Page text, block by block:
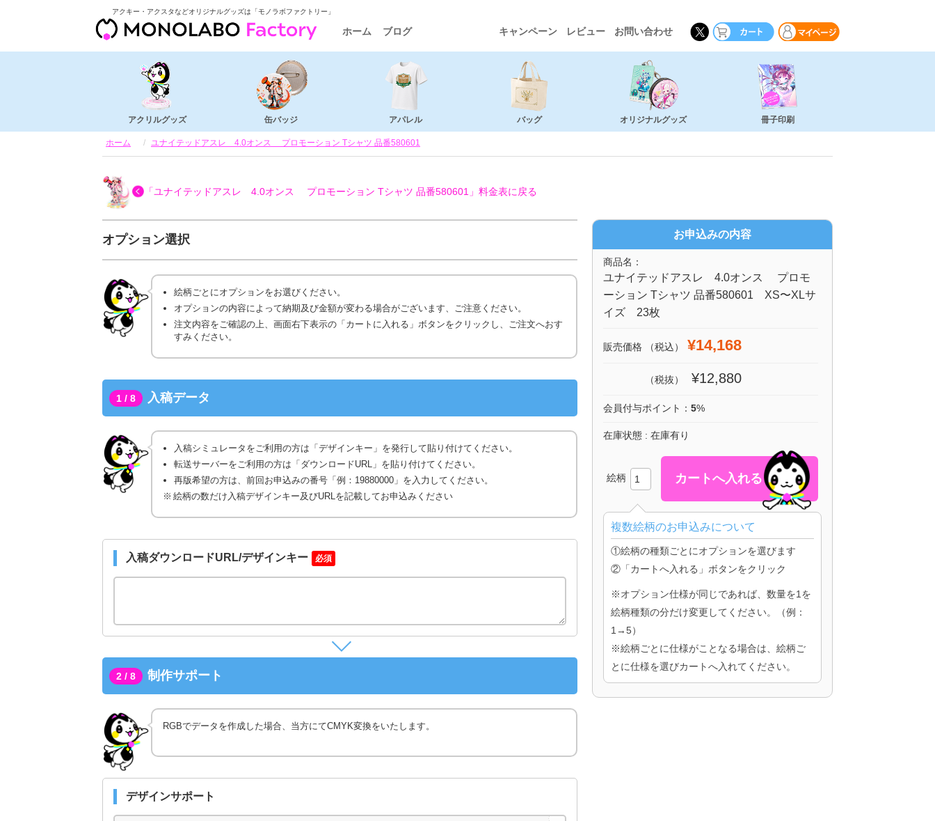
アクキー・アクスタなどオリジナルグッズは「モノラボファクトリー」
ホーム ブログ キャンペーン レビュー お問い合わせ
アクリルグッズ 缶バッジ アパレル バッグ オリジナルグッズ 冊子印刷
ホーム ユナイテッドアスレ 4.0オンス プロモーション Tシャツ 品番580601
「ユナイテッドアスレ 4.0オンス プロモーション Tシャツ 品番580601」 料金表に戻る
オプション選択
絵柄ごとにオプションをお選びください。
オプションの内容によって納期及び金額が変わる場合がございます、ご注意ください。
注文内容をご確認の上、画面右下表示の「カートに入れる」ボタンをクリックし、ご注文へおす
すみください。
1 / 8 入稿データ
入稿シミュレータをご利用の方は「デザインキー」を発行して貼り付けてください。
転送サーバーをご利用の方は「ダウンロードURL」を貼り付けてください。
再版希望の方は、前回お申込みの番号「例：19880000」を入力してください。
絵柄の数だけ入稿デザインキー及びURLを記載してお申込みください
入稿ダウンロードURL/デザインキー 必須
2 / 8 制作サポート
RGBでデータを作成した場合、当方にてCMYK変換をいたします。
デザインサポート
お申込みの内容
商品名：
ユナイテッドアスレ 4.0オンス プロモ
ーション Tシャツ 品番580601 XS〜XLサ
イズ 23枚
販売価格 （税込） ¥14,168
（税抜） ¥12,880
会員付与ポイント： 5%
在庫状態 : 在庫有り
絵柄
複数絵柄のお申込みについて
①絵柄の種類ごとにオプションを選びます
②「カートへ入れる」ボタンをクリック
※オプション仕様が同じであれば、数量を1を
絵柄種類の分だけ変更してください。（例：
1→5）
※絵柄ごとに仕様がことなる場合は、絵柄ご
とに仕様を選びカートへ入れてください。